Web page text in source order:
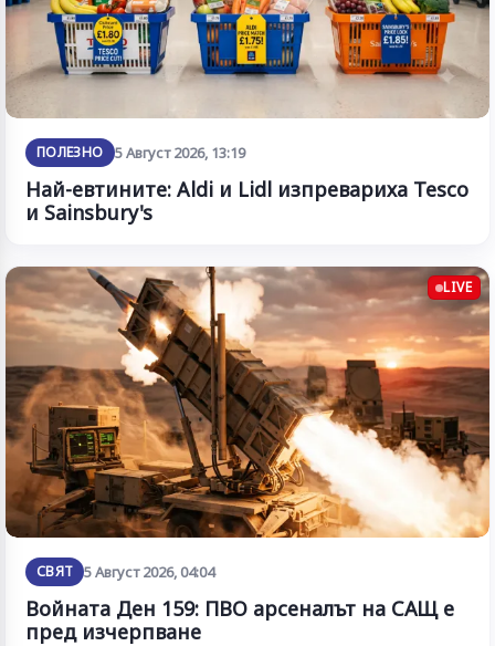
ПОЛЕЗНО 5 Август 2026, 13:19
Най-евтините: Aldi и Lidl изпревариха Tesco
и Sainsbury's
LIVE
СВЯТ 5 Август 2026, 04:04
Войната Ден 159: ПВО арсеналът на САЩ е
пред изчерпване